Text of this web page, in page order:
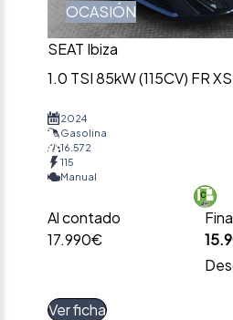
OCASIÓN
SEAT Ibiza
1.0 TSI 85kW (115CV) FR XS
2024
Gasolina
16.572
115
Manual
Al contado
17.990€
Ver ficha